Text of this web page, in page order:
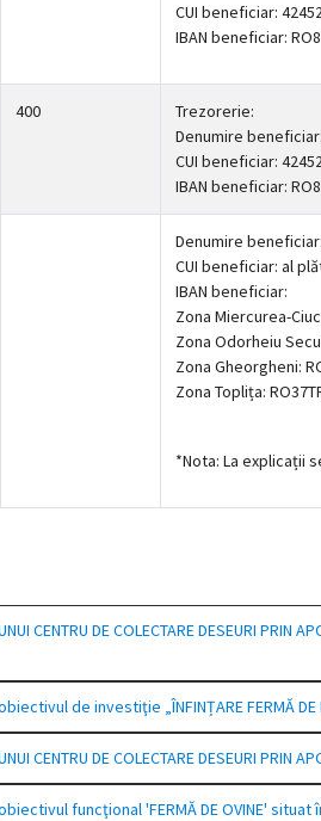
CUI beneficiar:
IBAN beneficiar:
400
Trezorerie:
Denumire beneficiar:
CUI beneficiar:
IBAN beneficiar:
Denumire beneficiar:
CUI beneficiar: al
IBAN beneficiar:
Zona Miercurea-
Zona Odorheiu
Zona Gheorgheni:
Zona Toplița:
*Nota: La explicații
DE COLECTARE DESEURI PRIN
de investiţie „ÎNFINȚARE FERMĂ DE
DE COLECTARE DESEURI PRIN
funcţional 'FERMĂ DE OVINE' situat